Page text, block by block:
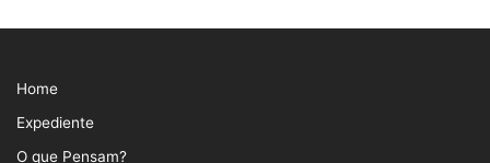
Home
Expediente
O que Pensam?